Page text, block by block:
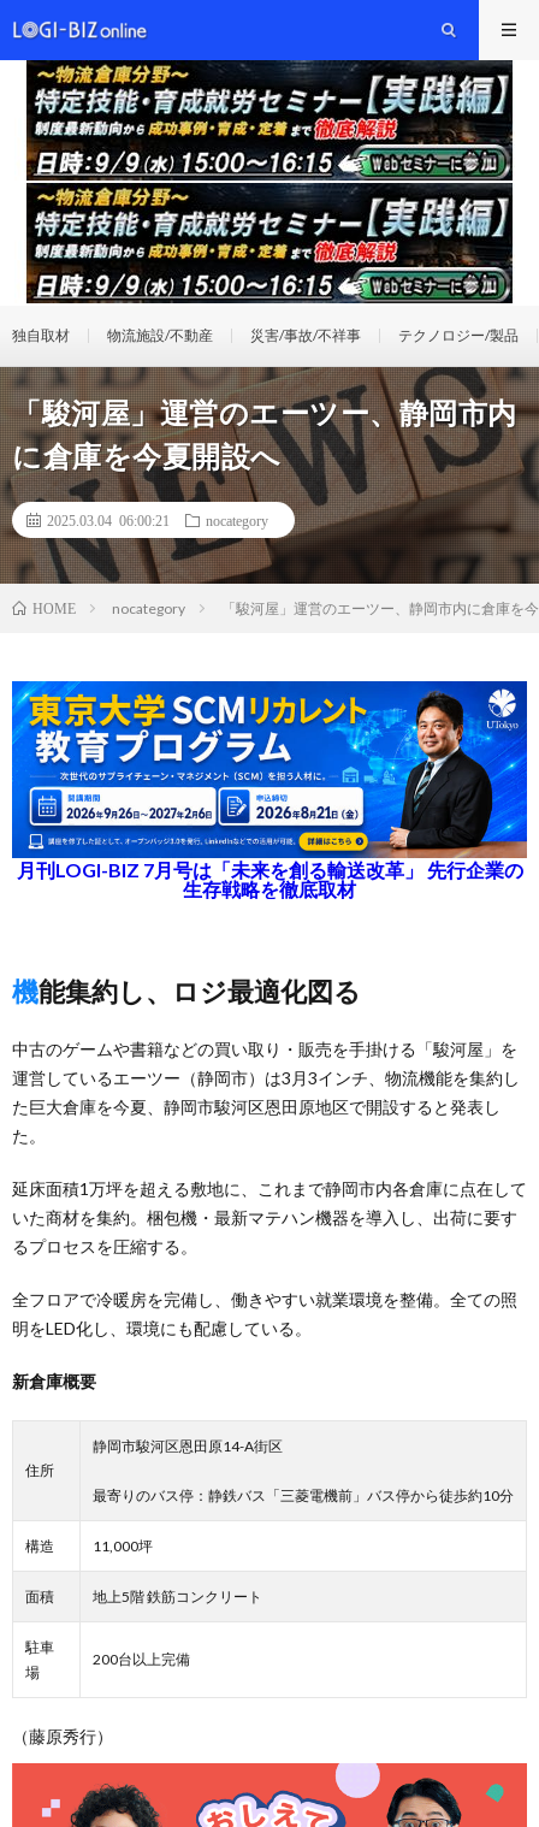
独自取材 物流施設/不動産 災害/事故/不祥事 テクノロジー/製品
「駿河屋」運営のエーツー、静岡市内
に倉庫を今夏開設へ
2025.03.04 06:00:21 nocategory
HOME nocategory 「駿河屋」運営のエーツー、静岡市内に倉庫を
月刊LOGI-BIZ 7月号は「未来を創る輸送改革」 先行企業の
生存戦略を徹底取材
機能集約し、ロジ最適化図る
中古のゲームや書籍などの買い取り・販売を手掛ける「駿河屋」を
運営しているエーツー（静岡市）は3月3インチ、物流機能を集約し
た巨大倉庫を今夏、静岡市駿河区恩田原地区で開設すると発表し
た。
延床面積1万坪を超える敷地に、これまで静岡市内各倉庫に点在して
いた商材を集約。梱包機・最新マテハン機器を導入し、出荷に要す
るプロセスを圧縮する。
全フロアで冷暖房を完備し、働きやすい就業環境を整備。全ての照
明をLED化し、環境にも配慮している。
新倉庫概要
住所
静岡市駿河区恩田原14-A街区
最寄りのバス停：静鉄バス「三菱電機前」バス停から徒歩約10分
構造 11,000坪
面積 地上5階 鉄筋コンクリート
駐車
場
200台以上完備
（藤原秀行）